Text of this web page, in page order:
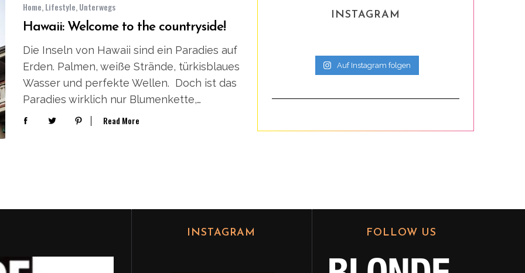
Home,Lifestyle,Unterwegs
Hawaii: Welcome to the countryside!
Die Inseln von Hawaii sind ein Paradies auf
Erden. Palmen, weiße Strände, türkisblaues
Wasser und perfekte Wellen. Doch ist das
Paradies wirklich nur Blumenkette,…
Read More
INSTAGRAM
Auf Instagram folgen
INSTAGRAM FOLLOW US